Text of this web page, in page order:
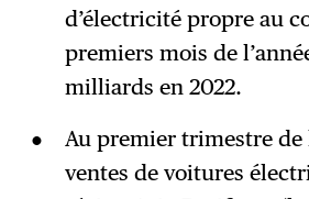
d’électricité propre au
premiers mois de
milliards en 2022.
Au premier trimestre de
ventes de voitures